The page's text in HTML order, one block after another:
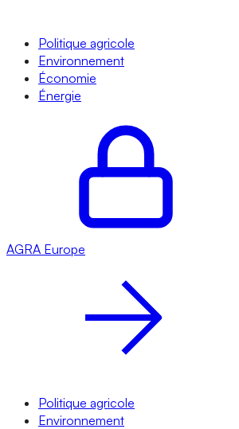
Politique agricole
Environnement
Économie
Énergie
AGRA Europe
Politique agricole
Environnement